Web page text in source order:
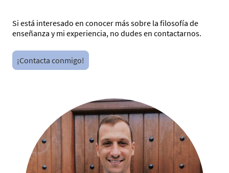
Si está interesado en conocer más sobre la filosofía de
enseñanza y mi experiencia, no dudes en contactarnos.
¡Contacta conmigo!